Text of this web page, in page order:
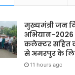
मुख्यमंत्री जन
अभियान-
कलेक्टर सहित
से अमरपुर के
11 hours ago